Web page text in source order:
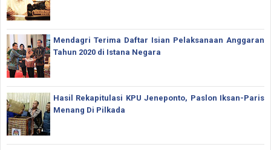
Mendagri Terima Daftar Isian Pelaksanaan Anggaran
Tahun 2020 di Istana Negara
Hasil Rekapitulasi KPU Jeneponto, Paslon Iksan-Paris
Menang Di Pilkada